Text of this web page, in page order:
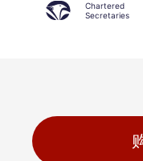
Chartered
Secretaries